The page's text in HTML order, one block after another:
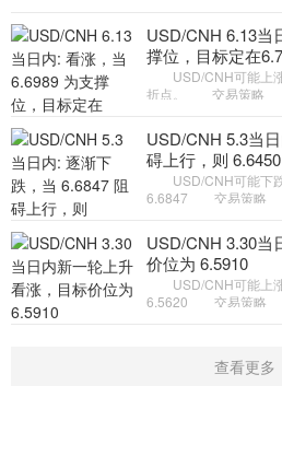
方向定在 6.7269 和
USD/CNH 6.13当
撑位，目标定在
USD/CNH可能上
折点。 交易策略
USD/CNH 目标方向定
USD/CNH 5.3当
碍上行，则
USD/CNH可能
6.6847 交易策略
6.6847 ，USD/CNH 目
USD/CNH 3.30当
价位为 6.5910
USD/CNH可能
6.5620 交易策略
查看更多